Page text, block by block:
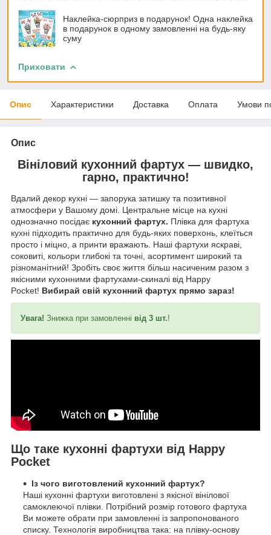
Наклейка-сюрприз в подарунок! Одна наклейка
в подарунок в одному замовленні на будь-яку
суму
Приховати
Опис Характеристики Доставка Оплата Умови
Опис
Вініловий кухонний фартух — швидко,
гарно, практично!
Вдалий декор кухні — запорука затишку та позитивної
атмосфери у Вашому домі. Центральне місце на кухні
однозначно посідає кухонний фартух. Плівка для фартуха
кухні підходить практично для будь-яких поверхонь, клеїться
просто і міцно, а принти вражають. Наші фартухи яскраві,
соковиті, кольори глибокі та точні, асортимент широкий та
різноманітний! Зробіть своє життя більш насиченим разом з
якісними кухонними фартухами-скиналі від Happy
Pocket! Вибирай свій кухонний фартух прямо зараз!
Увага! Знижка при замовленні від 3 шт.!
Що таке кухонні фартухи від Happy
Pocket
Із чого виготовлений кухонний фартух?
Наші кухонні фартухи виготовлені з якісної вінілової
самоклеючої плівки. Потрібний розмір готового фартуха
Ви можете обрати при замовленні із запропонованого
списку. Технологія виробництва така: на плівку-основу